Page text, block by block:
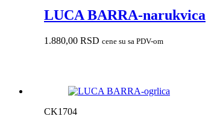
LUCA BARRA-narukvica
1.880,00 RSD cene su sa PDV-om
CK1704